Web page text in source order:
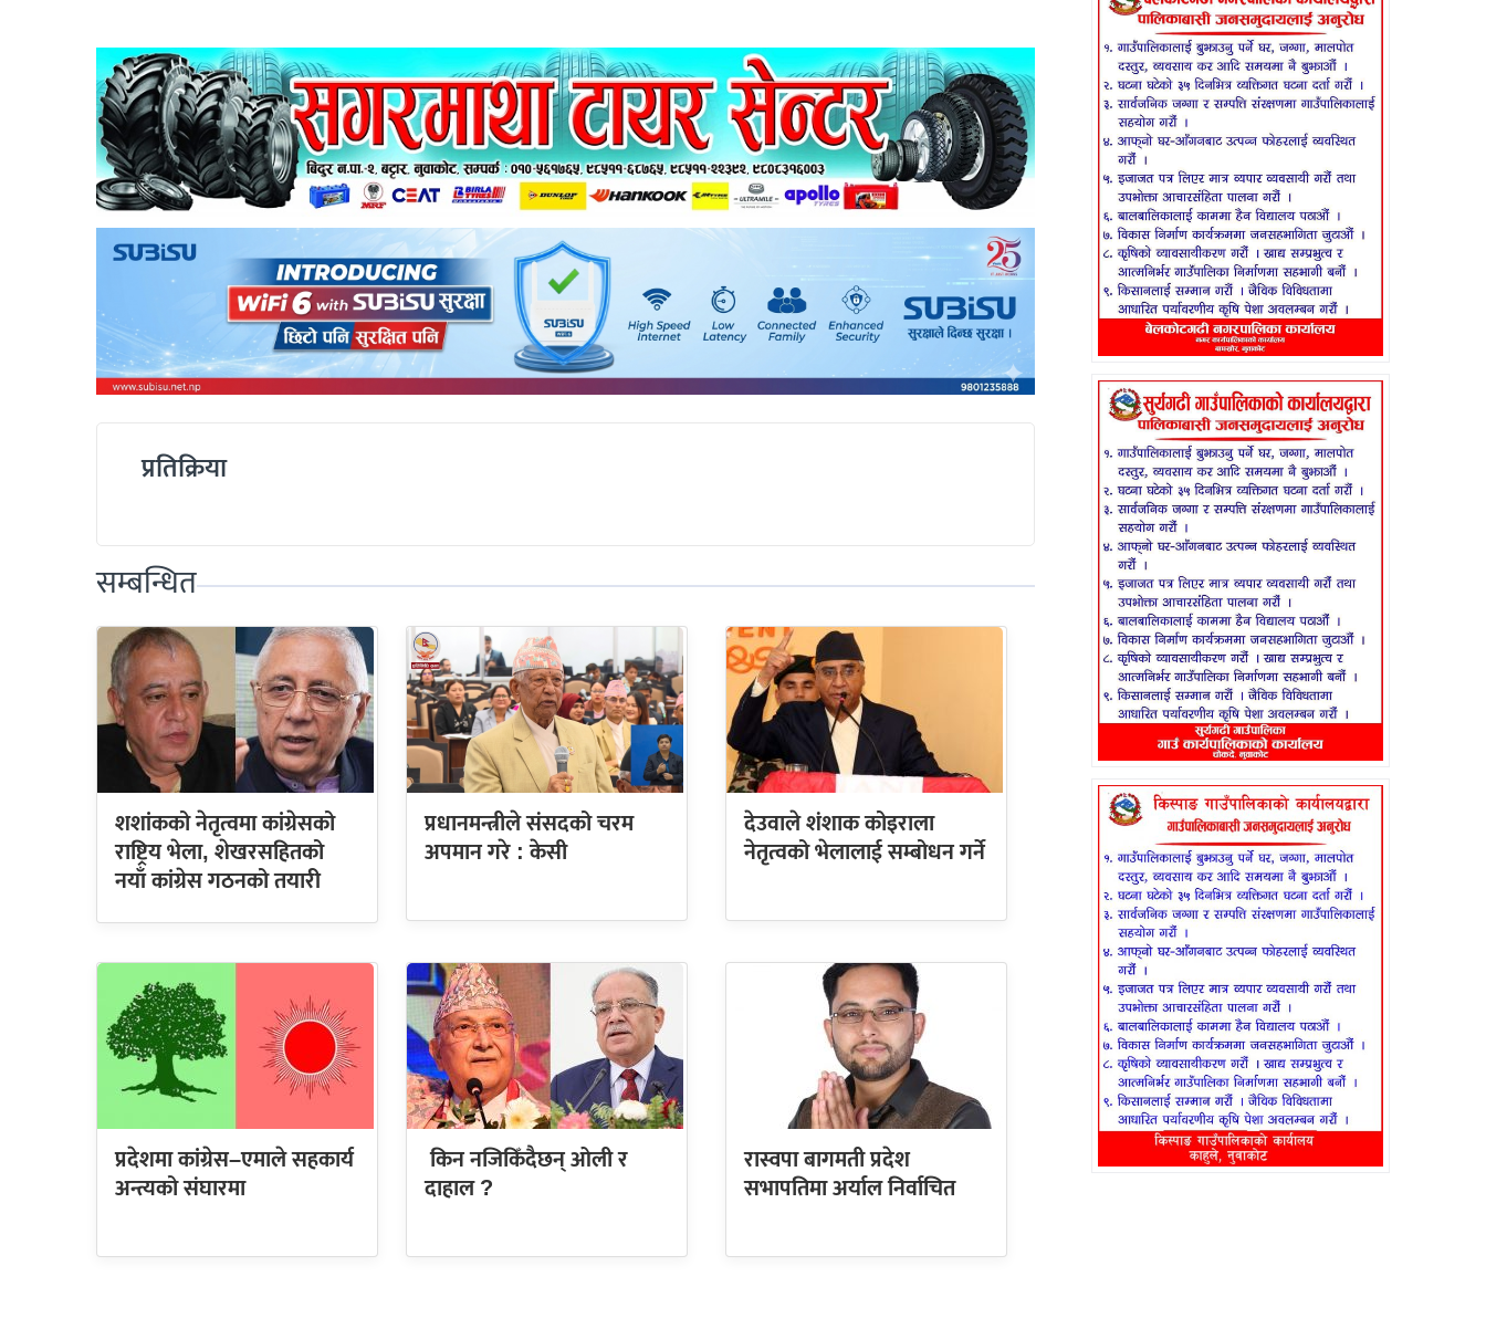
प्रतिक्रिया
सम्बन्धित
देउवाले शंशाक कोइराला
नेतृत्वको भेलालाई सम्बोधन गर्ने
शशांकको नेतृत्वमा कांग्रेसको
राष्ट्रिय भेला, शेखरसहितको
नयाँ कांग्रेस गठनको तयारी
प्रधानमन्त्रीले संसदको चरम
अपमान गरे : केसी
प्रदेशमा कांग्रेस–एमाले सहकार्य
अन्त्यको संघारमा
किन नजिकिँदैछन् ओली र
दाहाल ?
रास्वपा बागमती प्रदेश
सभापतिमा अर्याल निर्वाचित